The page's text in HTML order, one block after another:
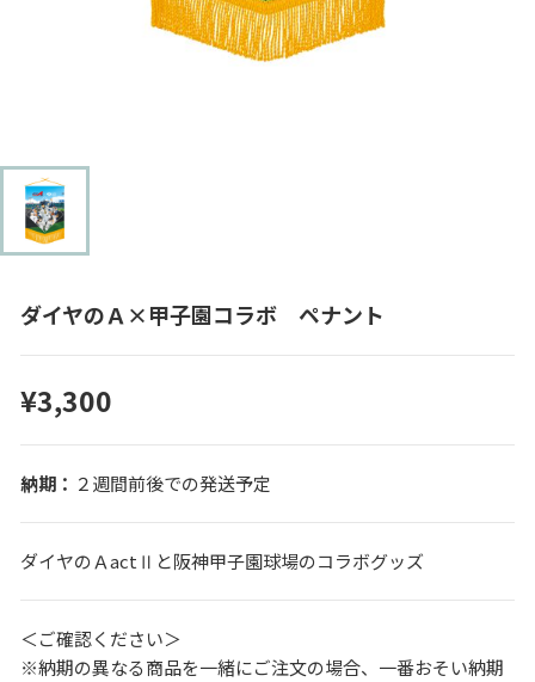
ダイヤのＡ×甲子園コラボ ペナント
¥3,300
２週間前後での発送予定
ダイヤのＡactⅡと阪神甲子園球場のコラボグッズ
＜ご確認ください＞
※納期の異なる商品を一緒にご注文の場合、一番おそい納期